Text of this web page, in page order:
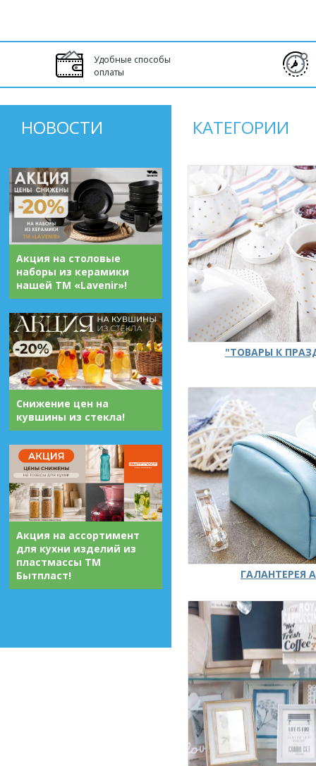
Удобные способы
оплаты
НОВОСТИ
Акция на столовые
наборы из керамики
нашей ТМ «Lavenir»!
Снижение цен на
кувшины из стекла!
Акция на ассортимент
для кухни изделий из
пластмассы ТМ
Бытпласт!
КАТЕГОРИИ
"ТОВАРЫ К
ГАЛАНТЕРЕЯ